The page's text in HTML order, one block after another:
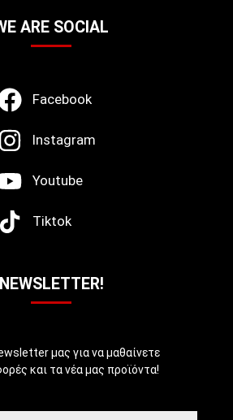
ARE SOCIAL
Facebook
Instagram
Youtube
Tiktok
NEWSLETTER!
μας για να μαθαίνετε
και τα νέα μας προϊόντα!